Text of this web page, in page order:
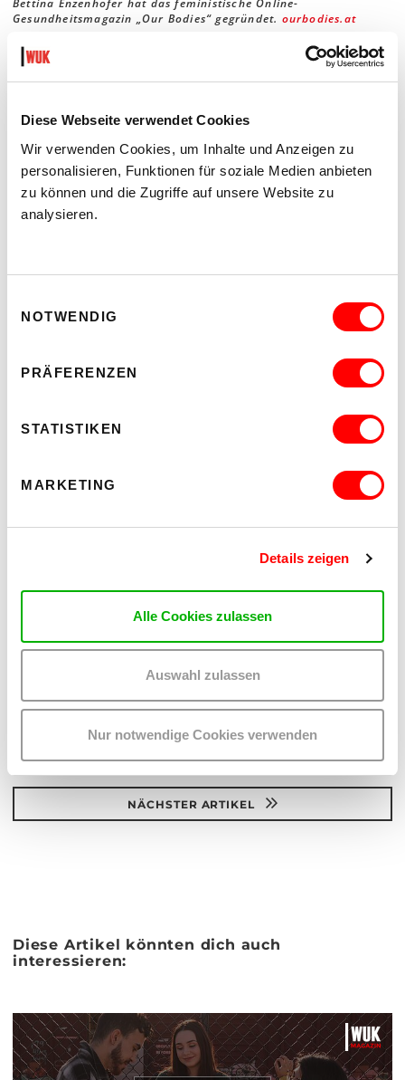
Diese Webseite verwendet Cookies
Wir verwenden Cookies, um Inhalte und Anzeigen zu
personalisieren, Funktionen für soziale Medien anbieten
zu können und die Zugriffe auf unsere Website zu
analysieren.
NOTWENDIG
PRÄFERENZEN
STATISTIKEN
MARKETING
Details zeigen
Alle Cookies zulassen
Auswahl zulassen
Nur notwendige Cookies verwenden
Gesundheitsmagazin „Our Bodies“ gegründet. ourbodies.at
Anfang Jänner eröffnet mit WUK aut.fit ein bislang
einzigartiges Kompetenzzentrum für Autismus, Beruf und
Bildung. Das vom Sozialministeriumservice finanzierte
Angebot umfasst arbeitsmarktorientierte Beratung,
intensives Coaching, Workshops und Kurse, Training on the
job sowie Sozialarbeit und richtet sich an 15- bis 34-jährige
Mehr aufautfit.wuk.at
Online-Gesundheitsmagazin „Our Bodies“
Auf
Auf
VORHERIGER ARTIKEL
NÄCHSTER ARTIKEL
Diese Artikel könnten dich auch
interessieren: